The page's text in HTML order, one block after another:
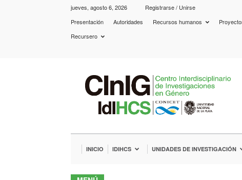
jueves, agosto 6, 2026
Registrarse / Unirse
Presentación
Autoridades Recursos humanos
Recursero
IdIHCS
–
CInIG
INICIO IDIHCS UNIDADES DE INVESTIGACIÓN